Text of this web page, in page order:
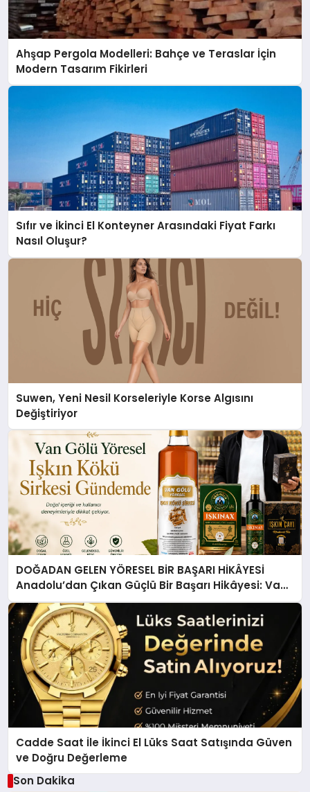
Ahşap Pergola Modelleri: Bahçe ve Teraslar İçin
Modern Tasarım Fikirleri
Sıfır ve İkinci El Konteyner Arasındaki Fiyat Farkı
Nasıl Oluşur?
Suwen, Yeni Nesil Korseleriyle Korse Algısını
Değiştiriyor
DOĞADAN GELEN YÖRESEL BİR BAŞARI HİKÂYESİ
Anadolu’dan Çıkan Güçlü Bir Başarı Hikâyesi: Van
Gölü Yöresel Işkın Kökü Sirkesi
Cadde Saat İle İkinci El Lüks Saat Satışında Güven
ve Doğru Değerleme
Son Dakika